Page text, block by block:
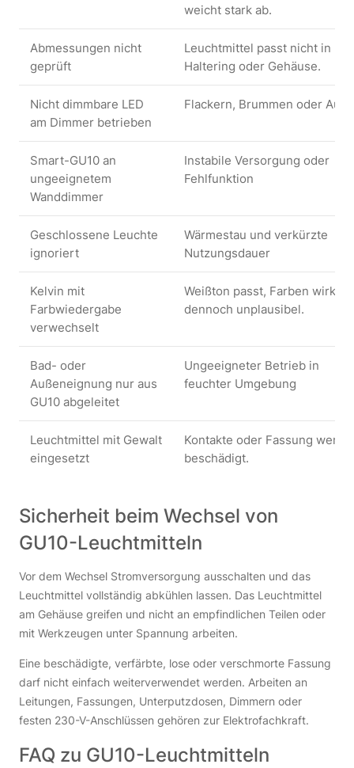
weicht stark ab.
Abmessungen nicht
geprüft
Leuchtmittel passt nicht in
Haltering oder Gehäuse.
Nicht dimmbare LED
am Dimmer betrieben
Flackern, Brummen oder
Smart-GU10 an
ungeeignetem
Wanddimmer
Instabile Versorgung oder
Fehlfunktion
Geschlossene Leuchte
ignoriert
Wärmestau und verkürzte
Nutzungsdauer
Kelvin mit
Farbwiedergabe
verwechselt
Weißton passt, Farben wirken
dennoch unplausibel.
Bad- oder
Außeneignung nur aus
GU10 abgeleitet
Ungeeigneter Betrieb in
feuchter Umgebung
Leuchtmittel mit Gewalt
eingesetzt
Kontakte oder Fassung
beschädigt.
Sicherheit beim Wechsel von
GU10-Leuchtmitteln
Vor dem Wechsel Stromversorgung ausschalten und das
Leuchtmittel vollständig abkühlen lassen. Das Leuchtmittel
am Gehäuse greifen und nicht an empfindlichen Teilen oder
mit Werkzeugen unter Spannung arbeiten.
Eine beschädigte, verfärbte, lose oder verschmorte Fassung
darf nicht einfach weiterverwendet werden. Arbeiten an
Leitungen, Fassungen, Unterputzdosen, Dimmern oder
festen 230-V-Anschlüssen gehören zur Elektrofachkraft.
FAQ zu GU10-Leuchtmitteln